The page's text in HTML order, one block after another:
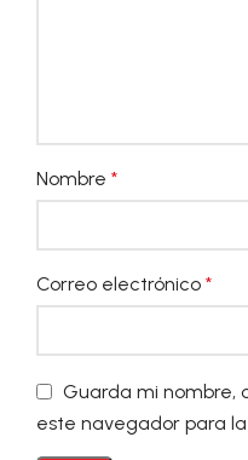
Nombre *
Correo electrónico *
Guarda mi nombre,
este navegador para